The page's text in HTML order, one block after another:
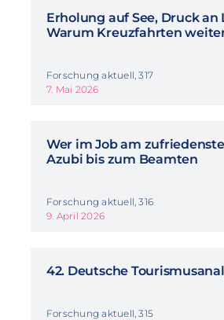
Erholung auf See, Druck an
Warum Kreuzfahrten
Forschung aktuell, 317
7. Mai 2026
Wer im Job am
Azubi bis zum Beamten
Forschung aktuell, 316
9. April 2026
42. Deutsche
Forschung aktuell, 315